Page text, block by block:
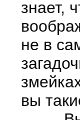
знает,
не в
вы